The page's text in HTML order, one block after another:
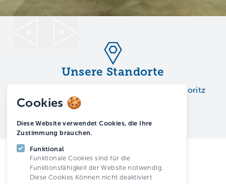
Cookies 🍪
Diese Website verwendet Cookies, die Ihre
Zustimmung brauchen.
Funktional
Funktionale Cookies sind für die
Funktionsfähigkeit der Website notwendig.
Diese Cookies Können nicht deaktiviert
Unsere Standorte
St. Moritz